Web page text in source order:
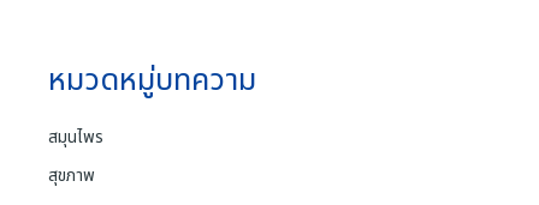
หมวดหมู่บทความ
สมุนไพร
สุขภาพ